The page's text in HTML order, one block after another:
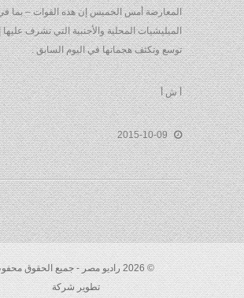
المعارضة أمس الخميس إن هذه القوات – بما في ذلك
الميليشيات المحلية والأجنبية التي تشرف عليها إيران –
توسع وتكثف هجماتها في اليوم السابق .
أ ش أ
2015-10-09
© 2026 راديو مصر - جميع الحقوق محفوظة. |
تطوير شركة